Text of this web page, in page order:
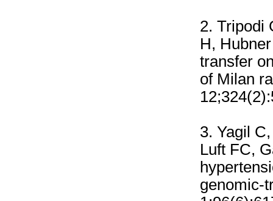
2. Tripodi
H,
transfer
of Milan
3. Yagil
Luft FC,
genomic-